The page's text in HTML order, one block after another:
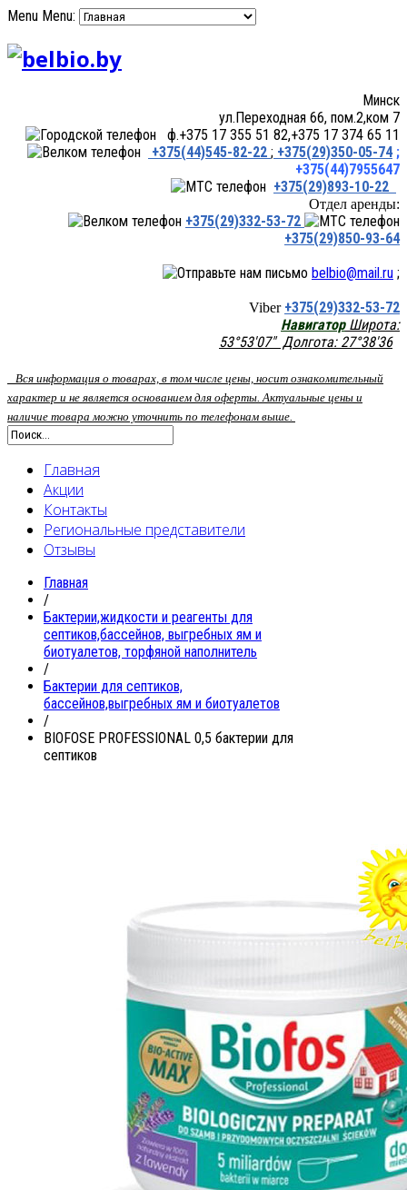
Menu Menu:
Минск
ул.Переходная 66, пом.2,ком 7
ф.+375 17 355 51 82,+375 17 374 65 11
+375(44)545-82-22 ; +375(29)350-05-74 ;
+375(44)7955647
+375(29)893-10-22
Отдел аренды:
+375(29)332-53-72
+375(29)850-93-64
belbio@mail.ru ;
Viber +375(29)332-53-72
НавигаторШирота:
53°53'07" Долгота: 27°38'36
Вся информация о товарах, в том числе цены, носит ознакомительный
характер и не является основанием для оферты. Актуальные цены и
наличие товара можно уточнить по телефонам выше.
Главная
Акции
Контакты
Региональные представители
Отзывы
Главная
/
Бактерии,жидкости и реагенты для
септиков,бассейнов, выгребных ям и
биотуалетов, торфяной наполнитель
/
Бактерии для септиков,
бассейнов,выгребных ям и биотуалетов
/
BIOFOSE PROFESSIONAL 0,5 бактерии для
септиков